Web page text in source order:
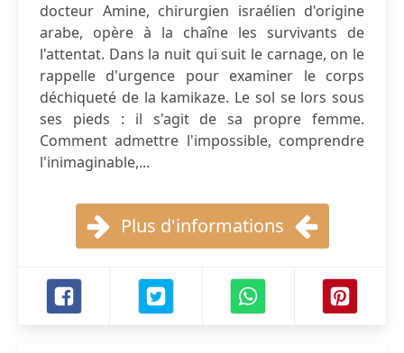
docteur Amine, chirurgien israélien d'origine
arabe, opère à la chaîne les survivants de
l'attentat. Dans la nuit qui suit le carnage, on le
rappelle d'urgence pour examiner le corps
déchiqueté de la kamikaze. Le sol se lors sous
ses pieds : il s'agit de sa propre femme.
Comment admettre l'impossible, comprendre
l'inimaginable,...
Plus d'informations